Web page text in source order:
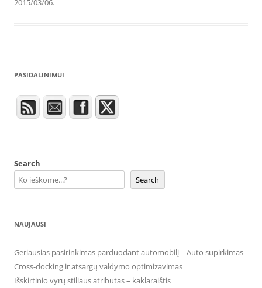
2015/03/06.
PASIDALINIMUI
Search
Search
NAUJAUSI
Geriausias pasirinkimas parduodant automobilį – Auto supirkimas
Cross-docking ir atsargų valdymo optimizavimas
Išskirtinio vyrų stiliaus atributas – kaklaraištis